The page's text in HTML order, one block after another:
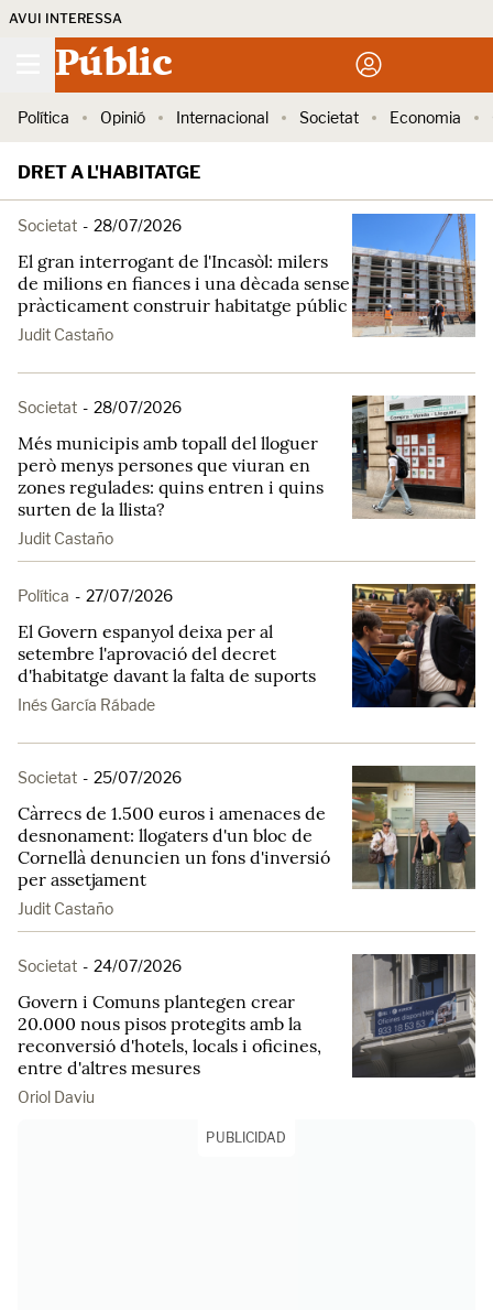
AVUI INTERESSA
Públic
Política Opinió Internacional Societat Economia
DRET A L'HABITATGE
Societat - 28/07/2026
El gran interrogant de l'Incasòl: milers
de milions en fiances i una dècada sense
pràcticament construir habitatge públic
Judit Castaño
Societat - 28/07/2026
Més municipis amb topall del lloguer
però menys persones que viuran en
zones regulades: quins entren i quins
surten de la llista?
Judit Castaño
Política - 27/07/2026
El Govern espanyol deixa per al
setembre l'aprovació del decret
d'habitatge davant la falta de suports
Inés García Rábade
Societat - 25/07/2026
Càrrecs de 1.500 euros i amenaces de
desnonament: llogaters d'un bloc de
Cornellà denuncien un fons d'inversió
per assetjament
Judit Castaño
Societat - 24/07/2026
Govern i Comuns plantegen crear
20.000 nous pisos protegits amb la
reconversió d'hotels, locals i oficines,
entre d'altres mesures
Oriol Daviu
PUBLICIDAD